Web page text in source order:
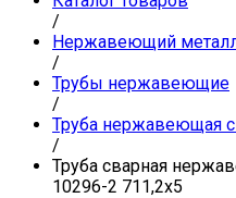
/
Нержавеющий
/
Трубы нержавеющие
/
Труба нержавеющая
/
Труба сварная
10296-2 711,2х5